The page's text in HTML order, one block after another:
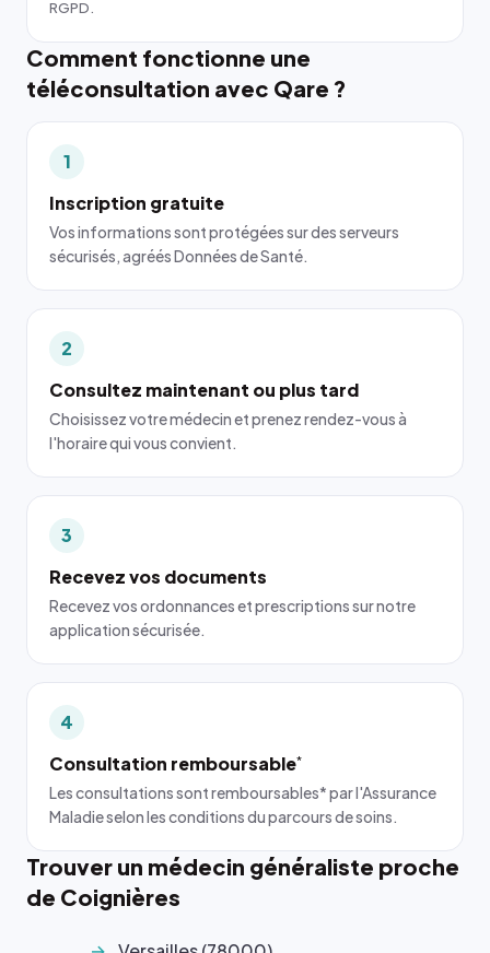
RGPD.
Comment fonctionne une
téléconsultation avec Qare ?
1
Inscription gratuite
Vos informations sont protégées sur des serveurs
sécurisés, agréés Données de Santé.
2
Consultez maintenant ou plus tard
Choisissez votre médecin et prenez rendez-vous à
l'horaire qui vous convient.
3
Recevez vos documents
Recevez vos ordonnances et prescriptions sur notre
application sécurisée.
4
Consultation remboursable*
Les consultations sont remboursables* par l'Assurance
Maladie selon les conditions du parcours de soins.
Trouver un médecin généraliste proche
de Coignières